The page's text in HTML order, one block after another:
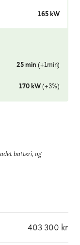
165kW
25min (+1min)
170kW(+3%)
batteri, og
403 300 kr